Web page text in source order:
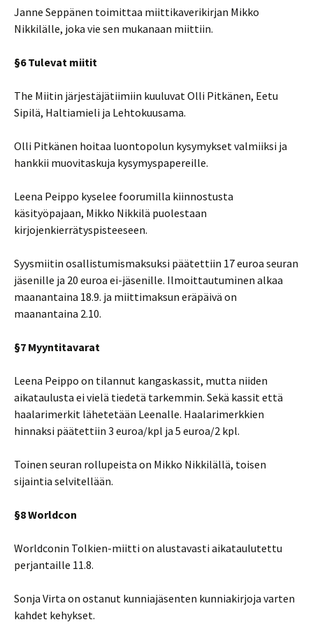
Janne Seppänen toimittaa miittikaverikirjan Mikko
Nikkilälle, joka vie sen mukanaan miittiin.
§6 Tulevat miitit
The Miitin järjestäjätiimiin kuuluvat Olli Pitkänen, Eetu
Sipilä, Haltiamieli ja Lehtokuusama.
Olli Pitkänen hoitaa luontopolun kysymykset valmiiksi ja
hankkii muovitaskuja kysymyspapereille.
Leena Peippo kyselee foorumilla kiinnostusta
käsityöpajaan, Mikko Nikkilä puolestaan
kirjojenkierrätyspisteeseen.
Syysmiitin osallistumismaksuksi päätettiin 17 euroa seuran
jäsenille ja 20 euroa ei-jäsenille. Ilmoittautuminen alkaa
maanantaina 18.9. ja miittimaksun eräpäivä on
maanantaina 2.10.
§7 Myyntitavarat
Leena Peippo on tilannut kangaskassit, mutta niiden
aikataulusta ei vielä tiedetä tarkemmin. Sekä kassit että
haalarimerkit lähetetään Leenalle. Haalarimerkkien
hinnaksi päätettiin 3 euroa/kpl ja 5 euroa/2 kpl.
Toinen seuran rollupeista on Mikko Nikkilällä, toisen
sijaintia selvitellään.
§8 Worldcon
Worldconin Tolkien-miitti on alustavasti aikataulutettu
perjantaille 11.8.
Sonja Virta on ostanut kunniajäsenten kunniakirjoja varten
kahdet kehykset.